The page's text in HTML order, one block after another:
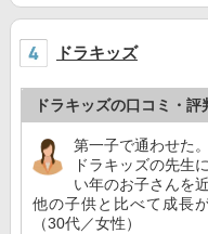
ドラキッズ
ドラキッズの口コミ・評
第一子で通わせた
ドラキッズの先生
い年のお子さんを
他の子供と比べて成長
（30代／女性）